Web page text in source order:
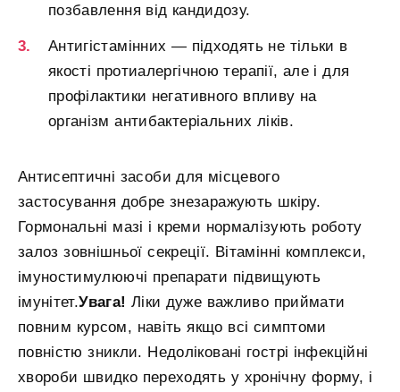
позбавлення від кандидозу.
Антигістамінних — підходять не тільки в
якості протиалергічною терапії, але і для
профілактики негативного впливу на
організм антибактеріальних ліків.
Антисептичні засоби для місцевого
застосування добре знезаражують шкіру.
Гормональні мазі і креми нормалізують роботу
залоз зовнішньої секреції. Вітамінні комплекси,
імуностимулюючі препарати підвищують
імунітет.Увага! Ліки дуже важливо приймати
повним курсом, навіть якщо всі симптоми
повністю зникли. Недоліковані гострі інфекційні
хвороби швидко переходять у хронічну форму, і